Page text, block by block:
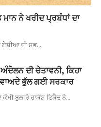
ਨੇ ਖਰੀਦ ਪ੍ਰਬੰਧਾਂ ਦਾ
ਏਸ਼ੀਆ ਦੀ ਸਭ…
ਦੀ ਚੇਤਾਵਨੀ, ਕਿਹਾ
ਵਾਅਦੇ ਭੁੱਲ ਗਈ ਸਰਕਾਰ
ਕੌਮੀ ਬੁਲਾਰੇ ਰਾਕੇਸ਼ ਟਿਕੈਤ ਨੇ…